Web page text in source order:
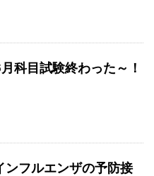
科目試験終わった～！
ンフルエンザの予防接